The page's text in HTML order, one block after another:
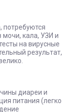
потребуются
мочи, кала, УЗИ и
на вирусные
результат,
диареи и
питания (легко